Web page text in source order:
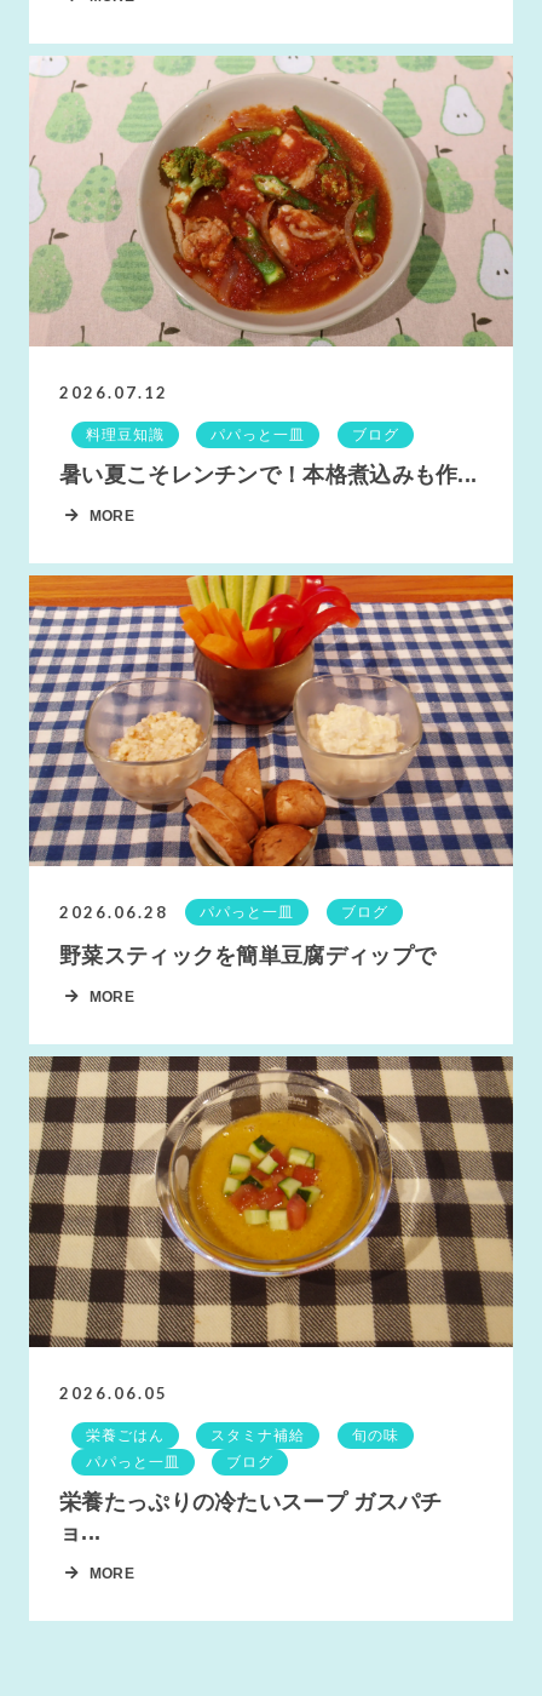
2026.07.12
料理豆知識 パパっと一皿 ブログ
暑い夏こそレンチンで！本格煮込みも作...
MORE
2026.06.28 パパっと一皿 ブログ
野菜スティックを簡単豆腐ディップで
MORE
2026.06.05
栄養ごはん スタミナ補給
旬の味
パパっと一皿
ブログ
栄養たっぷりの冷たいスープ ガスパチ
ョ...
MORE